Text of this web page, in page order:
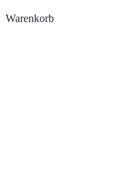
Warenkorb